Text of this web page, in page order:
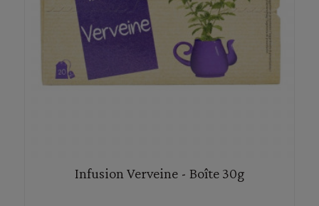
Infusion Verveine - Boîte 30g